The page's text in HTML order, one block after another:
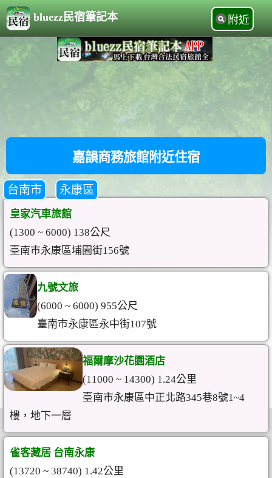
bluezz民宿筆記本 附近
嘉韻商務旅館附近住宿
台南市 永康區
皇家汽車旅館
(1300 ~ 6000) 138公尺
臺南市永康區埔園街156號
九號文旅
(6000 ~ 6000) 955公尺
臺南市永康區永中街107號
福爾摩沙花園酒店
(11000 ~ 14300) 1.24公里
臺南市永康區中正北路345巷8號1~4
樓，地下一層
雀客藏居 台南永康
(13720 ~ 38740) 1.42公里